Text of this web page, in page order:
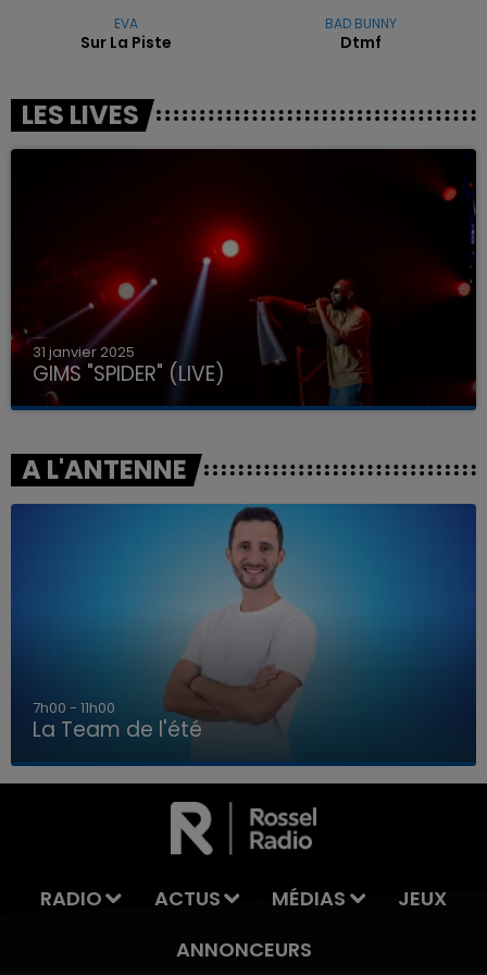
LA TEAM DE L'ÉTÉ
EVA
Sur La Piste
BAD BUNNY
Dtmf
LES LIVES
31 janvier 2025
GIMS "SPIDER" (LIVE)
A L'ANTENNE
7h00 - 11h00
La Team de l'été
RADIO ACTUS MÉDIAS
JEUX
ANNONCEURS